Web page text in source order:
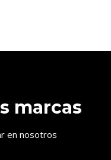
marcas
en nosotros